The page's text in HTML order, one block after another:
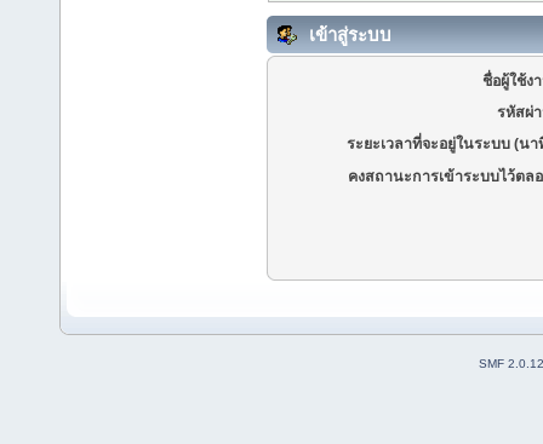
เข้าสู่ระบบ
ชื่อผู้ใช้ง
รหัสผ่
ระยะเวลาที่จะอยู่ในระบบ (นา
คงสถานะการเข้าระบบไว้ตล
SMF 2.0.12